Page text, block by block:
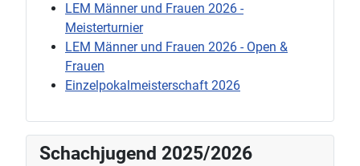
LEM Männer und Frauen 2026 -
Meisterturnier
LEM Männer und Frauen 2026 - Open &
Frauen
Einzelpokalmeisterschaft 2026
Schachjugend 2025/2026